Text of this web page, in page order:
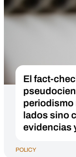
El fact-
periodismo
lados sino
evidencias
POLICY